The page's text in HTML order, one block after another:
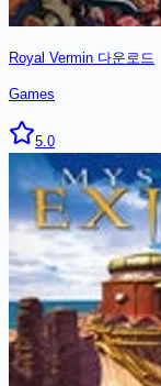
Royal Vermin 다운로드
Games
5.0